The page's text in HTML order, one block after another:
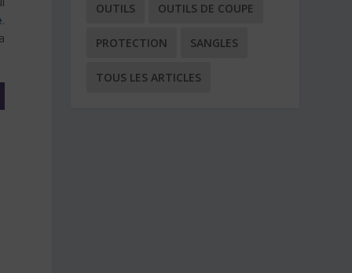
.
OUTILS OUTILS DE COUPE
PROTECTION SANGLES
TOUS LES ARTICLES